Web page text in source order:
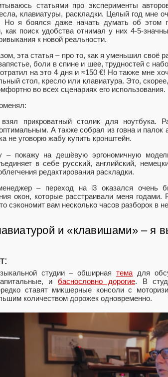
статьями про эксперименты
клавиатуры, раскладки. Целый год мне
Но я боялся даже начать думать об этом
как поиск удобства отнимал у них 4-5-
к новой реальности.
эта статья ‒ про то, как я уменьшил своё
боли в спине и шее, трудностей с
на это 4 дня и ≈150 €! Но также мне
стол, кресло или клавиатура. Это,
во всех сценариях его использования.
прикроватный столик для ноутбука.
А также собрал из говна и палок
не уговорю жабу купить кронштейн.
‒ покажу на дешёвую эргономичную
в себе русский, английский,
редактирования раскладки.
‒ переход на i3 оказался очень
окон, которые расстраивали меня годами.
сэкономит вам несколько часов разборок в
и «клавишами» ‒ я
студии ‒ обширная темадля
ибаснословно дорогие. В
ставят микшерные консоли с
количеством дорожек одновременно.